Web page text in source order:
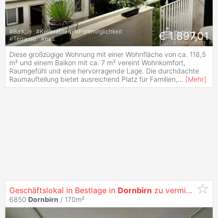
#Balkon #Kellerabteil #Parkmöglichkeit
#Terrasse #hell € 1.897,01
Diese großzügige Wohnung mit einer Wohnfläche von ca. 118,5
m² und einem Balkon mit ca. 7 m² vereint Wohnkomfort,
Raumgefühl und eine hervorragende Lage. Die durchdachte
Raumaufteilung bietet ausreichend Platz für Familien,... [Mehr]
Geschäftslokal in Bestlage in Dornbirn zu vermieten
6850 Dornbirn / 170m²